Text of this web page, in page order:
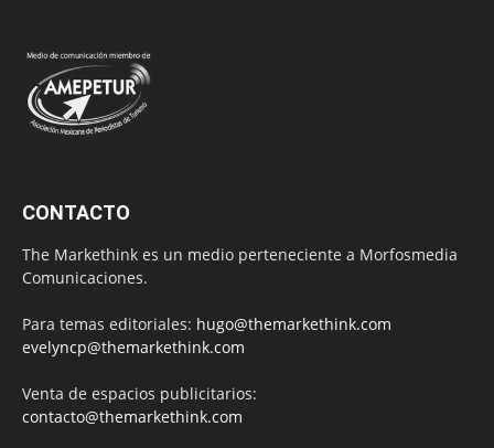
CONTACTO
The Markethink es un medio perteneciente a Morfosmedia
Comunicaciones.
Para temas editoriales: hugo@themarkethink.com
evelyncp@themarkethink.com
Venta de espacios publicitarios:
contacto@themarkethink.com